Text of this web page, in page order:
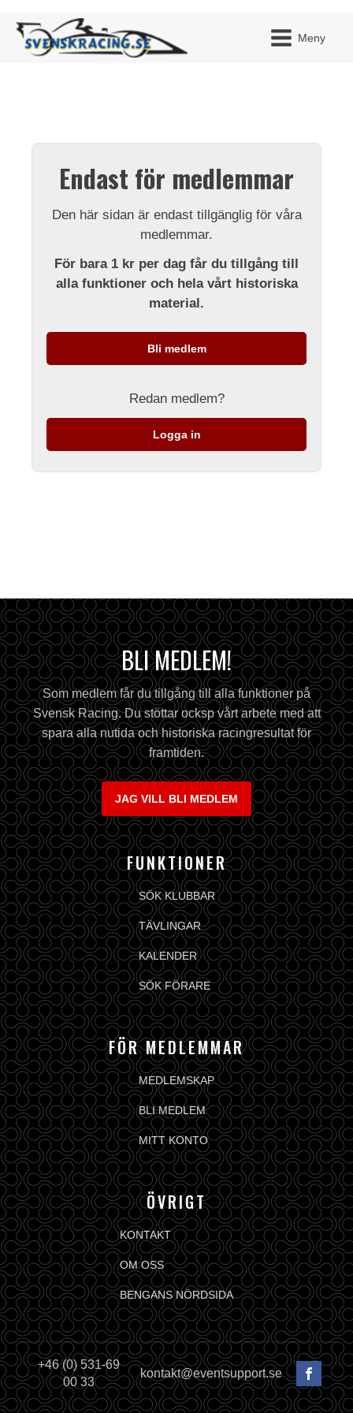
Meny
Endast för medlemmar
Den här sidan är endast tillgänglig för våra
medlemmar.
För bara 1 kr per dag får du tillgång till
alla funktioner och hela vårt historiska
material.
Bli medlem
Redan medlem?
Logga in
BLI MEDLEM!
Som medlem får du tillgång till alla funktioner på
Svensk Racing. Du stöttar ocksp vårt arbete med att
spara alla nutida och historiska racingresultat för
framtiden.
JAG VILL BLI MEDLEM
FUNKTIONER
SÖK KLUBBAR
TÄVLINGAR
KALENDER
SÖK FÖRARE
FÖR MEDLEMMAR
MEDLEMSKAP
BLI MEDLEM
MITT KONTO
ÖVRIGT
KONTAKT
OM OSS
BENGANS NÖRDSIDA
+46 (0) 531-69
00 33
kontakt@eventsupport.se